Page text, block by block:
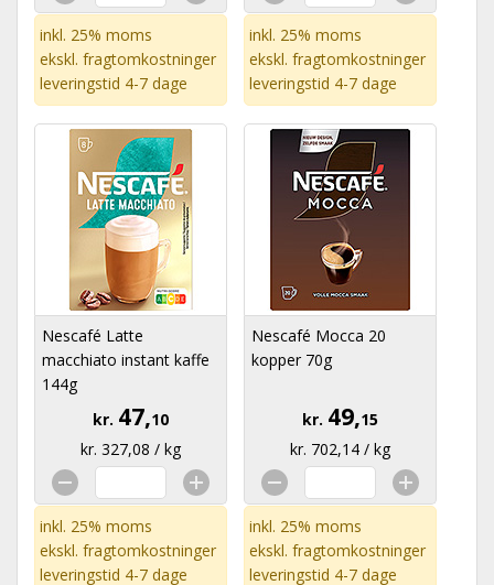
inkl. 25% moms
ekskl. fragtomkostninger
leveringstid 4-7 dage
inkl. 25% moms
ekskl. fragtomkostninger
leveringstid 4-7 dage
Nescafé Latte
macchiato instant kaffe
144g
kr. 47,10
kr. 327,08 / kg
inkl. 25% moms
ekskl. fragtomkostninger
leveringstid 4-7 dage
Nescafé Mocca 20
kopper 70g
kr. 49,15
kr. 702,14 / kg
inkl. 25% moms
ekskl. fragtomkostninger
leveringstid 4-7 dage